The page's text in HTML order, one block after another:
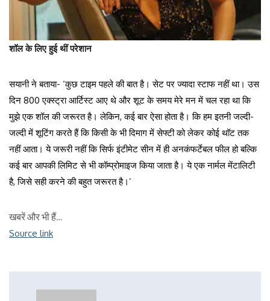
शॉल के लिए हुई थीं परेशान
सयानी ने बताया- ‘कुछ टाइम पहले की बात है। सेट पर ज्यादा स्टाफ नहीं था। उस
दिन 800 एक्स्ट्रा आर्टिस्ट आए थे और शूट के समय मेरे मन में चल रहा था कि
मुझे एक शॉल की जरूरत है। लेकिन, कई बार ऐसा होता है। कि हम इतनी जल्दी-
जल्दी में शूटिंग करते हैं कि किसी के भी दिमाग में सेफ्टी को लेकर कोई थॉट तक
नहीं आता। ये जरूरी नहीं कि सिर्फ इंटीमेट सीन में ही अनकंफर्टेबल फील हो बल्कि
कई बार आपकी लिमिट से भी कॉम्प्रोमाइज किया जाता है। ये एक नार्मल मेंटालिटी
है, जिसे सही करने की बहुत जरूरत है।’
खबरें और भी हैं…
Source link